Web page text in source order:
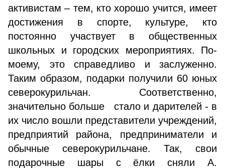
активистам – тем, кто хорошо учится, имеет
достижения в спорте, культуре, кто
постоянно участвует в общественных
школьных и городских мероприятиях. По-
моему, это справедливо и заслуженно.
Таким образом, подарки получили 60 юных
северокурильчан. Соответственно,
значительно больше стало и дарителей - в
их число вошли представители учреждений,
предприятий района, предприниматели и
обычные северокурильчане. Так, свои
подарочные шары с ёлки сняли А.